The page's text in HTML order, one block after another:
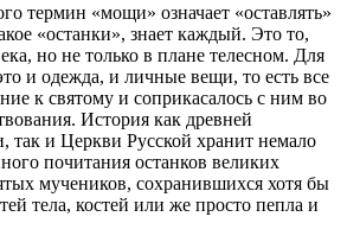
термин «мощи» означает «оставлять»
«останки», знает каждый. Это то,
, но не только в плане телесном. Для
и одежда, и личные вещи, то есть все
к святому и соприкасалось с ним во
История как древней
, так и Церкви Русской хранит немало
почитания останков великих
мучеников, сохранившихся хотя бы
тела, костей или же просто пепла и